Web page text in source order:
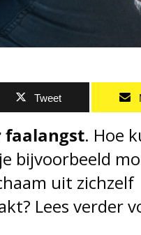
Tweet
faalangst. Hoe
bijvoorbeeld
uit zichzelf
Lees verder